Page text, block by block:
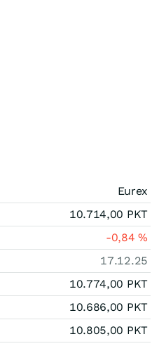
Eurex
10.714,00 PKT
-0,84%
17.12.25
10.774,00 PKT
10.686,00 PKT
10.805,00 PKT